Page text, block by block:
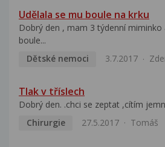
Udělala se mu boule na krku
Dobrý den , mam 3 týdenní miminko
boule...
Dětské nemoci
3.7.2017
Tlak v tříslech
Dobrý den. .chci se zeptat ,cítím
Chirurgie
27.5.2017 Tomáš